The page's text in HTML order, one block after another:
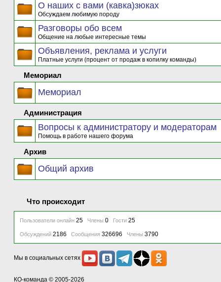
О наших с вами (кавка)зюках
Обсуждаем любимую породу
Разговоры обо всем
Общение на любые интересные темы
Объявления, реклама и услуги
Платные услуги (процент от продаж в копилку команды)
Мемориал
Мемориал
Администрация
Вопросы к администратору и модераторам
Помощь в работе нашего форума
Архив
Общий архив
Что происходит
Пользователи онлайн 25 Члены 0 Гости 25
Обсуждений 2186 Сообщения 326696 Члены 3790
Мы в социальных сетях
КО-команда © 2005-2026